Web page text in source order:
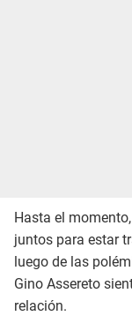
Hasta el
juntos para estar
luego de las
Gino Assereto
relación.